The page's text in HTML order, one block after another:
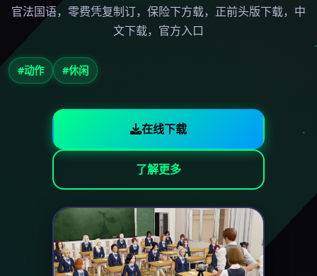
官法国语，零费凭复制订，保险下方载，正前头版下载，中
文下载，官方入口
#动作 #休闲
在线下载
了解更多